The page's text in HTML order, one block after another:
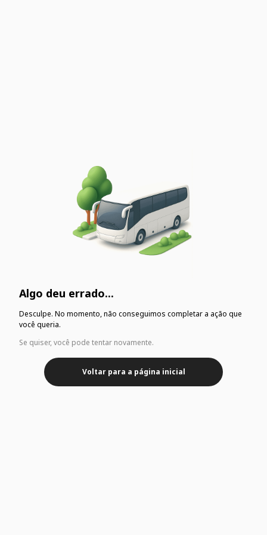
Algo deu errado...
Desculpe. No momento, não conseguimos completar a ação que
você queria.
Se quiser, você pode tentar novamente.
Voltar para a página inicial